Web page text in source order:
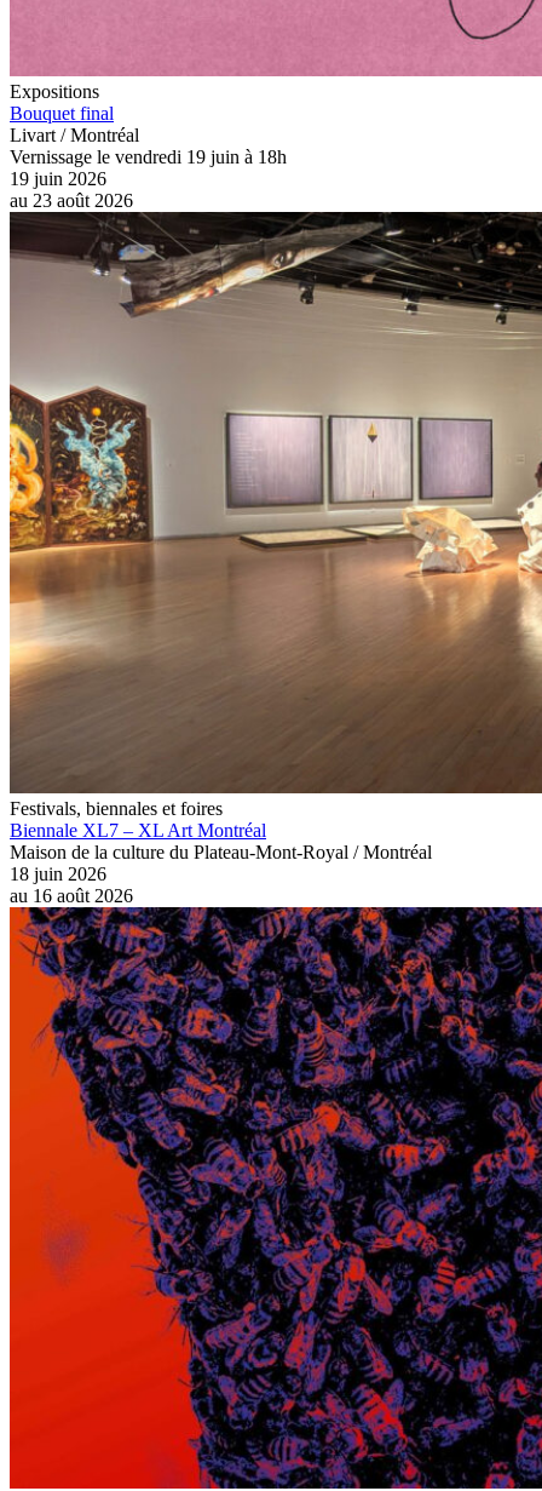
Expositions
Bouquet final
Livart / Montréal
Vernissage le vendredi 19 juin à 18h
19 juin 2026
au 23 août 2026
Festivals, biennales et foires
Biennale XL7 – XL Art Montréal
Maison de la culture du Plateau-Mont-Royal / Montréal
18 juin 2026
au 16 août 2026